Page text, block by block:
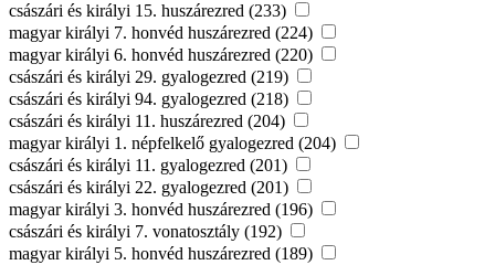
császári és királyi 15. huszárezred (233)
magyar királyi 7. honvéd huszárezred (224)
magyar királyi 6. honvéd huszárezred (220)
császári és királyi 29. gyalogezred (219)
császári és királyi 94. gyalogezred (218)
császári és királyi 11. huszárezred (204)
magyar királyi 1. népfelkelő gyalogezred (204)
császári és királyi 11. gyalogezred (201)
császári és királyi 22. gyalogezred (201)
magyar királyi 3. honvéd huszárezred (196)
császári és királyi 7. vonatosztály (192)
magyar királyi 5. honvéd huszárezred (189)